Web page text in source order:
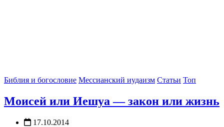
Библия и богословие Мессианский иудаизм Статьи Топ
Моисей или Иешуа — закон или жизнь
17.10.2014